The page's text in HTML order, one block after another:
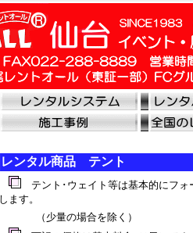
レンタル商品 テント
テント･ウェイト等は基本的にフォ
します。
（少量の場合を除く）